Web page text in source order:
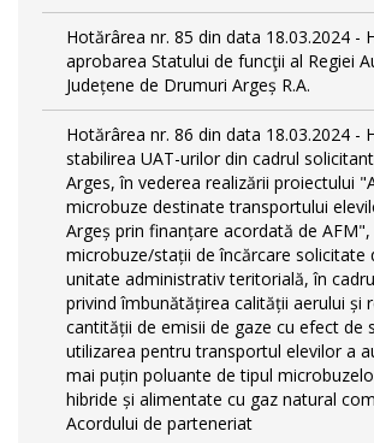
Hotărârea nr. 85 din data 18.03.2024 -
aprobarea Statului de funcţii al Regiei
Județene de Drumuri Argeș R.A.
Hotărârea nr. 86 din data 18.03.2024 -
stabilirea UAT-urilor din cadrul
Arges, în vederea realizării proiectului
microbuze destinate transportului
Argeș prin finanțare acordată de
microbuze/stații de încărcare solicitate
unitate administrativ teritorială, în
privind îmbunătățirea calității aerului și
cantității de emisii de gaze cu efect de
utilizarea pentru transportul elevilor a
mai puțin poluante de tipul
hibride și alimentate cu gaz natural
Acordului de parteneriat